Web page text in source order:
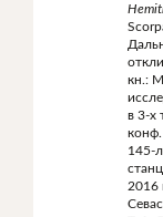
кн.:
в 3-х
145-
2016